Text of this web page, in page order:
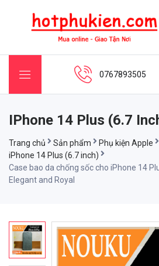
0767893505
IPhone 14 Plus (6.7
Trang chủ Sản phẩm Phụ kiện Apple
iPhone 14 Plus (6.7 inch)
Case bao da chống sốc cho iPhone 14
Elegant and Royal